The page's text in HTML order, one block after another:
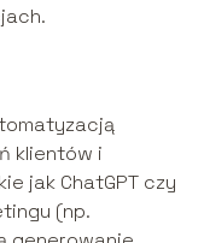
klientów i
jak ChatGPT czy
(np.